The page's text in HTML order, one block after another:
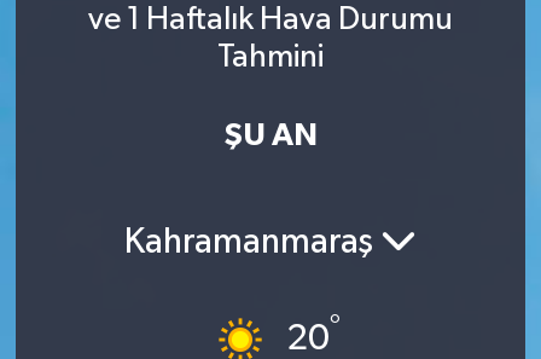
ve 1 Haftalık Hava Durumu
Tahmini
ŞU AN
Kahramanmaraş
20°
Süper Lig Puan Durumu ve Fikstür
Son Dakika Haberleri